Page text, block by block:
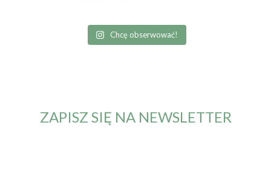
Chcę obserwować!
ZAPISZ SIĘ NA NEWSLETTER